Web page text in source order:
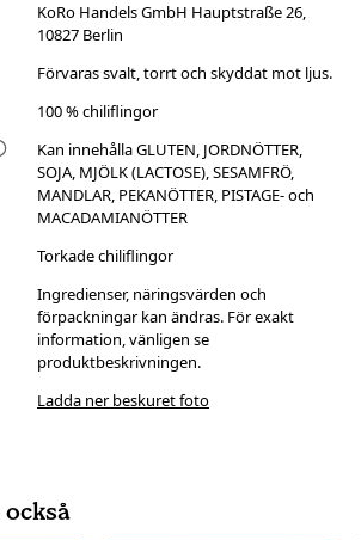
KoRo Handels GmbH Hauptstraße 26,
10827 Berlin
Förvaras svalt, torrt och skyddat mot ljus.
100 % chiliflingor
Kan innehålla GLUTEN, JORDNÖTTER,
SOJA, MJÖLK (LACTOSE), SESAMFRÖ,
MANDLAR, PEKANÖTTER, PISTAGE- och
MACADAMIANÖTTER
Torkade chiliflingor
Ingredienser, näringsvärden och
förpackningar kan ändras. För exakt
information, vänligen se
produktbeskrivningen.
Ladda ner beskuret foto